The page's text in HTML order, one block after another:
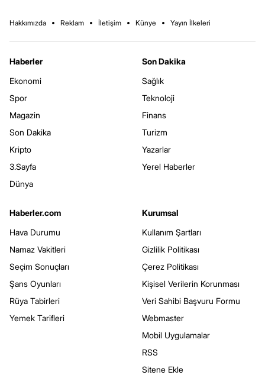
Hakkımızda Reklam İletişim Künye Yayın İlkeleri
Haberler
Ekonomi
Spor
Magazin
Son Dakika
Kripto
3.Sayfa
Dünya
Son Dakika
Sağlık
Teknoloji
Finans
Turizm
Yazarlar
Yerel Haberler
Haberler.com
Hava Durumu
Namaz Vakitleri
Seçim Sonuçları
Şans Oyunları
Rüya Tabirleri
Yemek Tarifleri
Kurumsal
Kullanım Şartları
Gizlilik Politikası
Çerez Politikası
Kişisel Verilerin Korunması
Veri Sahibi Başvuru Formu
Webmaster
Mobil Uygulamalar
RSS
Sitene Ekle